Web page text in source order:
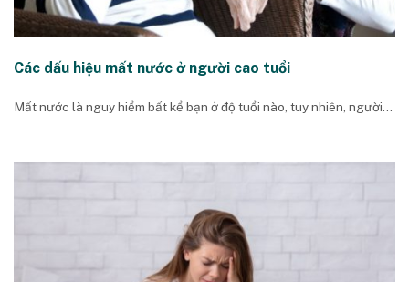
Các dấu hiệu mất nước ở người cao tuổi
Mất nước là nguy hiểm bất kể bạn ở độ tuổi nào, tuy nhiên, người...